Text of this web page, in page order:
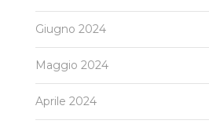
Giugno 2024
Maggio 2024
Aprile 2024